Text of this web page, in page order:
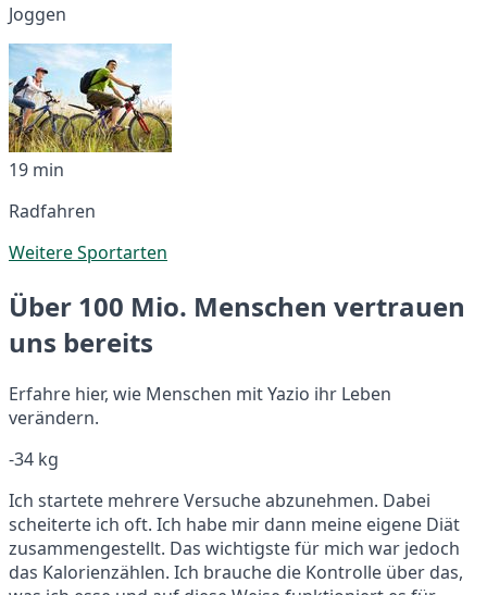
Joggen
19 min
Radfahren
Weitere Sportarten
Über 100 Mio. Menschen vertrauen
uns bereits
Erfahre hier, wie Menschen mit Yazio ihr Leben
verändern.
-34 kg
Ich startete mehrere Versuche abzunehmen. Dabei
scheiterte ich oft. Ich habe mir dann meine eigene Diät
zusammengestellt. Das wichtigste für mich war jedoch
das Kalorienzählen. Ich brauche die Kontrolle über das,